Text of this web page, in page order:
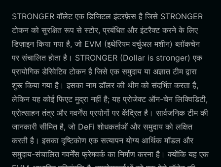
STRONGER वॉलेट एक डिजिटल इंटरफ़ेस है जिसे STRONGER
टोकन को सुरक्षित रूप से स्टोर, प्रबंधित और इंटरैक्ट करने के लिए
डिज़ाइन किया गया है, जो EVM (इथेरियम वर्चुअल मशीन) ब्लॉकचेन
पर संचालित होता है। STRONGER (Dollar is stronger) एक
प्रायोगिक डेरिवेटिव टोकन है जिसे एक समुदाय या अज्ञात टीम द्वारा
शुरू किया गया है। इसका नाम डॉलर की थीम को संदर्भित करता है,
लेकिन यह कोई फिएट मुद्रा नहीं है; यह प्रोजेक्ट ऑन-चेन लिक्विडिटी,
प्रोत्साहन तंत्र और गवर्नेंस प्रयोगों पर केंद्रित है। सार्वजनिक टीम की
जानकारी सीमित है, जो DeFi शोधकर्ताओं और समुदाय को लक्षित
करती है। इसका दृष्टिकोण एक सत्यापन योग्य आर्थिक मॉडल और
समुदाय-संचालित गवर्नेंस फ्रेमवर्क का निर्माण करना है। क्योंकि यह एक